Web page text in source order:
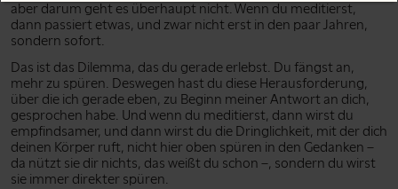
aber darum geht es überhaupt nicht. Wenn du meditierst,
dann passiert etwas, und zwar nicht erst in den paar Jahren,
sondern sofort.
Das ist das Dilemma, das du gerade erlebst. Du fängst an,
mehr zu spüren. Deswegen hast du diese Herausforderung,
über die ich gerade eben, zu Beginn meiner Antwort an dich,
gesprochen habe. Und wenn du meditierst, dann wirst du
empfindsamer, und dann wirst du die Dringlichkeit, mit der dich
deinen Körper ruft, nicht hier oben spüren in den Gedanken –
da nützt sie dir nichts, das weißt du schon –, sondern du wirst
sie immer direkter spüren.